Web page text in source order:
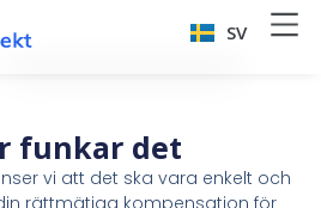
SV
funkar det
vi att det ska vara enkelt och